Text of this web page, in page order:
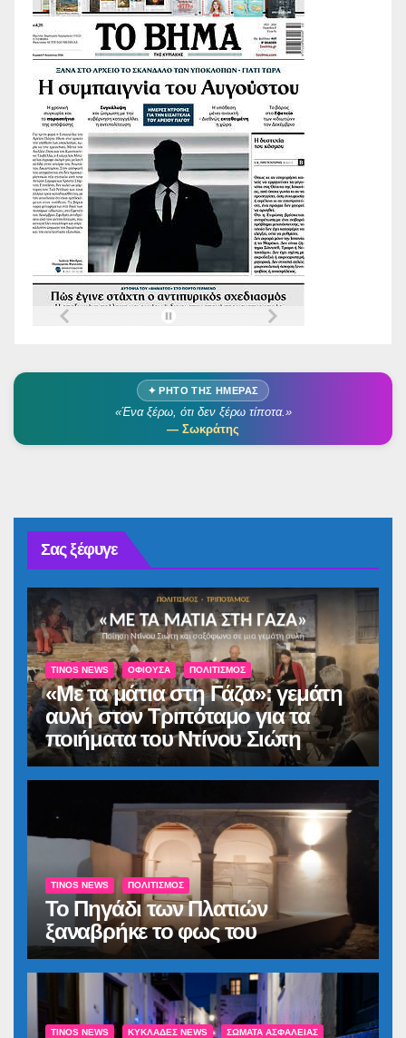
✦ ΡΗΤΌ ΤΗΣ ΗΜΈΡΑΣ
«Ένα ξέρω, ότι δεν ξέρω τίποτα.»
— Σωκράτης
Σας ξέφυγε
TINOS NEWS ΟΦΙΟΎΣΑ ΠΟΛΙΤΙΣΜΌΣ
«Με τα μάτια στη Γάζα»: γεμάτη
αυλή στον Τριπόταμο για τα
ποιήματα του Ντίνου Σιώτη
TINOS NEWS ΠΟΛΙΤΙΣΜΌΣ
Το Πηγάδι των Πλατιών
ξαναβρήκε το φως του
TINOS NEWS ΚΥΚΛΆΔΕΣ NEWS ΣΏΜΑΤΑ ΑΣΦΑΛΕΊΑΣ